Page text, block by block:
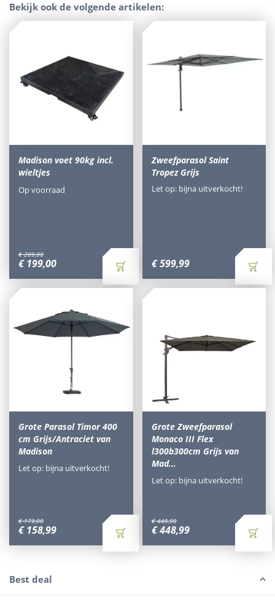
Bekijk ook de volgende artikelen:
Madison voet 90kg incl.
wieltjes
€ 209,00
€ 199,00
Op voorraad
Zweefparasol Saint
Tropez Grijs
€ 599,99
Let op: bijna uitverkocht!
Grote Parasol Timor 400
cm Grijs/Antraciet van
Madison
€ 179,00
€ 158,99
Let op: bijna uitverkocht!
Grote Zweefparasol
Monaco III Flex
l300b300cm Grijs van
Mad…
€ 449,00
€ 448,99
Let op: bijna uitverkocht!
Best deal